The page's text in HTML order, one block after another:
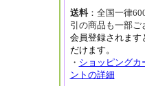
送料：全国一律
引の商品も一部ご
会員登録されます
だけます。
・ ショッピングカ
ントの詳細